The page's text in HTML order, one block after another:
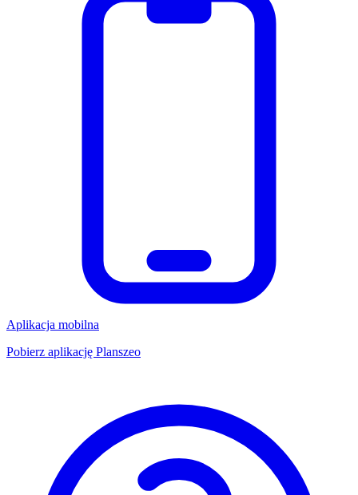
Aplikacja mobilna
Pobierz aplikację Planszeo